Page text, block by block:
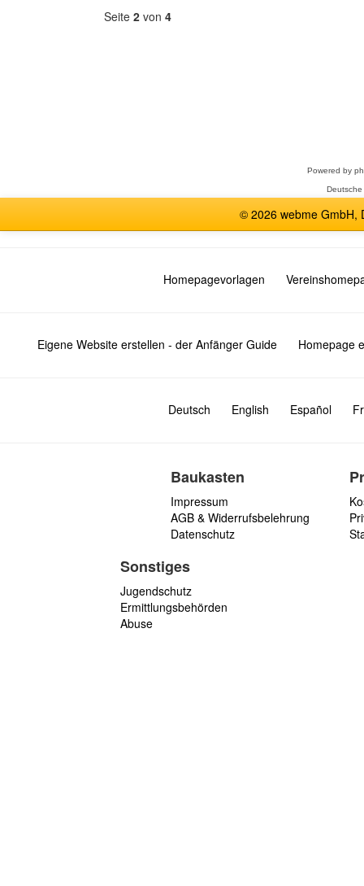
Seite 2 von 4
Powered by
© 2026 webme GmbH,
Homepagevorlagen
Eigene Website erstellen - der Anfänger Guide Homepage
Deutsch English Español
Baukasten
Impressum
AGB & Widerrufsbelehrung
Datenschutz
Sonstiges
Jugendschutz
Ermittlungsbehörden
Abuse